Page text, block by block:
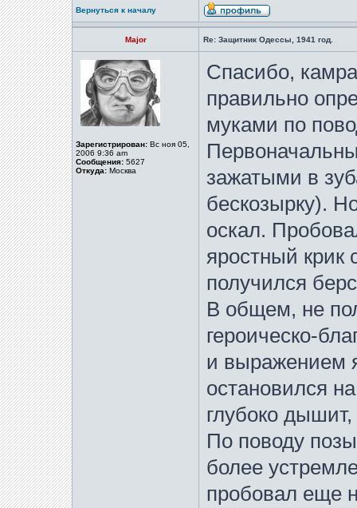
Вернуться к началу
Major Re: Защитник Одессы, 1941 год.
Зарегистрирован: Вс ноя 05,
2006 9:36 am
Сообщения: 5627
Откуда: Москва
Спасибо,
правильно
муками по
зажатыми в
бескозырку).
оскал.
яростный
получился
В общем, не
героическо-
и выражением
остановился
глубоко
По поводу
более
пробовал еще